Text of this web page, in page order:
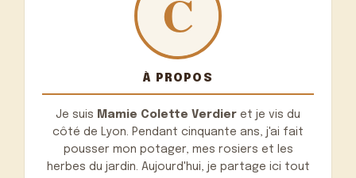
À PROPOS
Je suis Mamie Colette Verdier et je vis du
côté de Lyon. Pendant cinquante ans, j'ai fait
pousser mon potager, mes rosiers et les
herbes du jardin. Aujourd'hui, je partage ici tout